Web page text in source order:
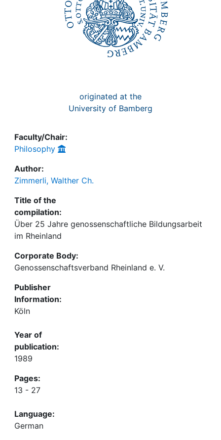
originated at the
University of Bamberg
Faculty/Chair:
Philosophy
Author:
Zimmerli, Walther Ch.
Title of the
compilation:
Über 25 Jahre genossenschaftliche Bildungsarbeit
im Rheinland
Corporate Body:
Genossenschaftsverband Rheinland e. V.
Publisher
Information:
Köln
Year of
publication:
1989
Pages:
13 - 27
Language:
German